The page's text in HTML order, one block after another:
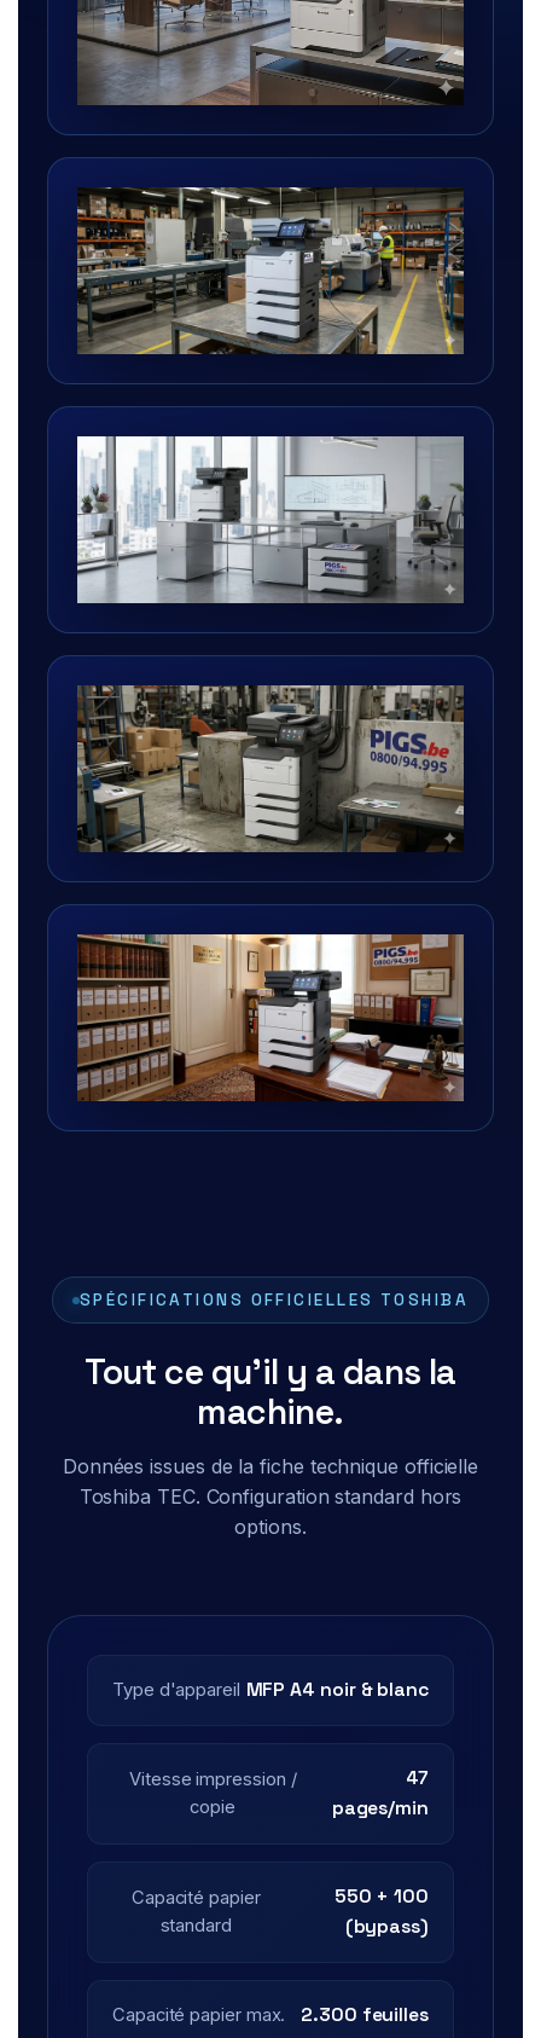
SPÉCIFICATIONS OFFICIELLES TOSHIBA
Tout ce qu'il y a dans la
machine.
Données issues de la fiche technique officielle
Toshiba TEC. Configuration standard hors
options.
Type d'appareil MFP A4 noir & blanc
Vitesse impression /
copie
47
pages/min
Capacité papier
standard
550 + 100
(bypass)
Capacité papier max. 2.300 feuilles